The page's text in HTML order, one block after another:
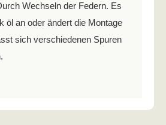
Wechseln der Federn. Es
öl an oder ändert die Montage
sich verschiedenen Spuren